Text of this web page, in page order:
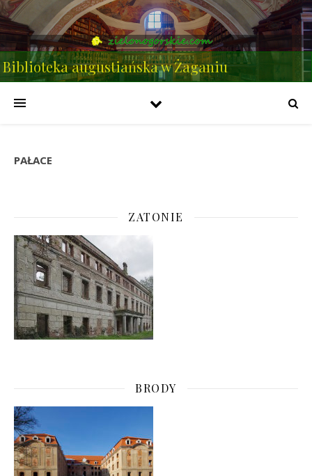
Biblioteka augustiańska w Żaganiu
PAŁACE
ZATONIE
BRODY